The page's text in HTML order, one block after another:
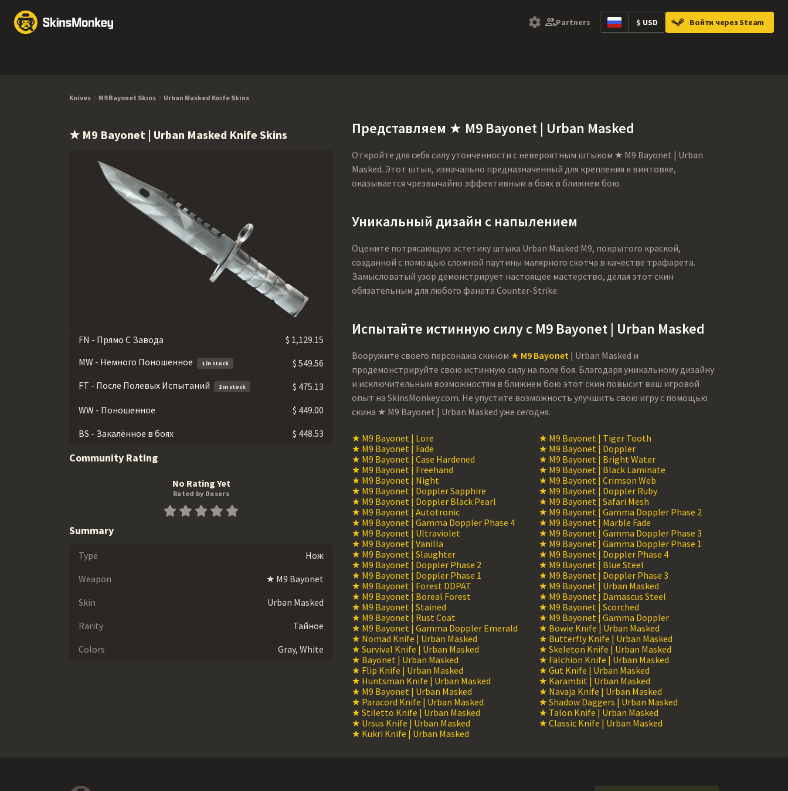
Partners $ USD Войти через Steam
Knives M9 Bayonet Skins Urban Masked Knife Skins
★ M9 Bayonet | Urban Masked Knife Skins
FN - Прямо С Завода
$ 1,129.15
MW - Немного Поношенное
1 in stock
$ 549.56
FT - После Полевых Испытаний
2 in stock
$ 475.13
WW - Поношенное
$ 449.00
BS - Закалённое в боях
$ 448.53
Community Rating
No Rating Yet
Rated by 0 users
Summary
Type
Нож
Weapon
★ M9 Bayonet
Skin
Urban Masked
Rarity
Тайное
Colors
Gray, White
Представляем ★ M9 Bayonet | Urban Masked
Откройте для себя силу утонченности с невероятным штыком ★ M9 Bayonet | Urban
Masked. Этот штык, изначально предназначенный для крепления к винтовке,
оказывается чрезвычайно эффективным в боях в ближнем бою.
Уникальный дизайн с напылением
Оцените потрясающую эстетику штыка Urban Masked M9, покрытого краской,
созданной с помощью сложной паутины малярного скотча в качестве трафарета.
Замысловатый узор демонстрирует настоящее мастерство, делая этот скин
обязательным для любого фаната Counter-Strike.
Испытайте истинную силу с M9 Bayonet | Urban Masked
Вооружите своего персонажа скином ★ M9 Bayonet | Urban Masked и
продемонстрируйте свою истинную силу на поле боя. Благодаря уникальному дизайну
и исключительным возможностям в ближнем бою этот скин повысит ваш игровой
опыт на SkinsMonkey.com. Не упустите возможность улучшить свою игру с помощью
скина ★ M9 Bayonet | Urban Masked уже сегодня.
★ M9 Bayonet | Lore
★ M9 Bayonet | Tiger Tooth
★ M9 Bayonet | Fade
★ M9 Bayonet | Doppler
★ M9 Bayonet | Case Hardened
★ M9 Bayonet | Bright Water
★ M9 Bayonet | Freehand
★ M9 Bayonet | Black Laminate
★ M9 Bayonet | Night
★ M9 Bayonet | Crimson Web
★ M9 Bayonet | Doppler Sapphire
★ M9 Bayonet | Doppler Ruby
★ M9 Bayonet | Doppler Black Pearl
★ M9 Bayonet | Safari Mesh
★ M9 Bayonet | Autotronic
★ M9 Bayonet | Gamma Doppler Phase 2
★ M9 Bayonet | Gamma Doppler Phase 4
★ M9 Bayonet | Marble Fade
★ M9 Bayonet | Ultraviolet
★ M9 Bayonet | Gamma Doppler Phase 3
★ M9 Bayonet | Vanilla
★ M9 Bayonet | Gamma Doppler Phase 1
★ M9 Bayonet | Slaughter
★ M9 Bayonet | Doppler Phase 4
★ M9 Bayonet | Doppler Phase 2
★ M9 Bayonet | Blue Steel
★ M9 Bayonet | Doppler Phase 1
★ M9 Bayonet | Doppler Phase 3
★ M9 Bayonet | Forest DDPAT
★ M9 Bayonet | Urban Masked
★ M9 Bayonet | Boreal Forest
★ M9 Bayonet | Damascus Steel
★ M9 Bayonet | Stained
★ M9 Bayonet | Scorched
★ M9 Bayonet | Rust Coat
★ M9 Bayonet | Gamma Doppler
★ M9 Bayonet | Gamma Doppler Emerald
★ Bowie Knife | Urban Masked
★ Nomad Knife | Urban Masked
★ Butterfly Knife | Urban Masked
★ Survival Knife | Urban Masked
★ Skeleton Knife | Urban Masked
★ Bayonet | Urban Masked
★ Falchion Knife | Urban Masked
★ Flip Knife | Urban Masked
★ Gut Knife | Urban Masked
★ Huntsman Knife | Urban Masked
★ Karambit | Urban Masked
★ M9 Bayonet | Urban Masked
★ Navaja Knife | Urban Masked
★ Paracord Knife | Urban Masked
★ Shadow Daggers | Urban Masked
★ Stiletto Knife | Urban Masked
★ Talon Knife | Urban Masked
★ Ursus Knife | Urban Masked
★ Classic Knife | Urban Masked
★ Kukri Knife | Urban Masked